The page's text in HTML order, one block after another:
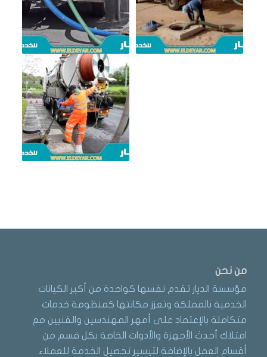
من نحن
مؤسسة الديار تقدم نفسها كواحدة من أكبر الكيانات
الخدمية بالمملكة وتعزز مكانتها كمنظومة خدمات
متكاملة بالإعتماد على أمهر المهندسين والفنيين مع
امتلاك أحدث الأجهزة والأدوات الخاصة بكل قسم من
أقسام العمل بالإضافة لتيسير تحصيل الخدمة للعملاء